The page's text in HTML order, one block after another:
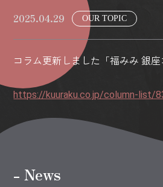
2025.04.29 OUR TOPIC
コラム更新しました「福みみ 銀座
https://kuuraku.co.jp/column-list/
- News